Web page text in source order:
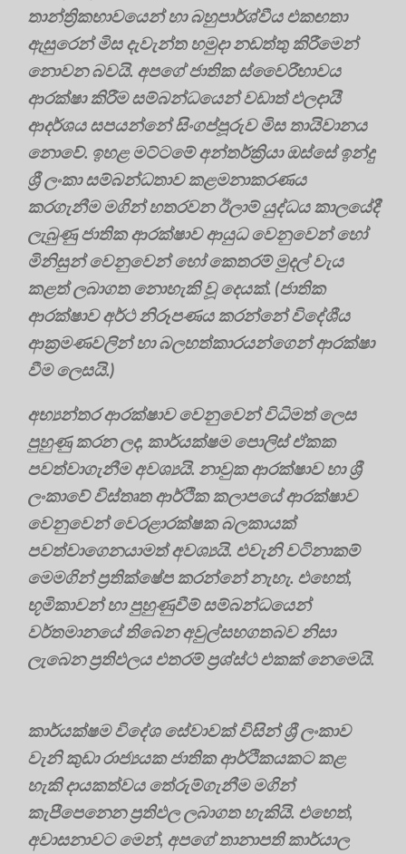
තාන්ත්‍රිකභාවයෙන් හා බහුපාර්ශ්වීය එකඟතා
ඇසුරෙන් මිස දැවැන්ත හමුදා නඩත්තු කිරීමෙන්
නොවන බවයි. අපගේ ජාතික ස්වෛරීභාවය
ආරක්ෂා කිරීම සම්බන්ධයෙන් වඩාත් ඵලදායී
ආදර්ශය සපයන්නේ සිංගප්පූරුව මිස තායිවානය
නොවේ. ඉහළ මට්ටමේ අන්තර්ක්‍රියා ඔස්සේ ඉන්දු
ශ්‍රී ලංකා සම්බන්ධතාව කළමනාකරණය
කරගැනීම මගින් හතරවන ඊලාම් යුද්ධය කාලයේදී
ලැබුණු ජාතික ආරක්ෂාව ආයුධ වෙනුවෙන් හෝ
මිනිසුන් වෙනුවෙන් හෝ කෙතරම් මුදල් වැය
කළත් ලබාගත නොහැකි වූ දෙයක්. (ජාතික
ආරක්ෂාව අර්ථ නිරූපණය කරන්නේ විදේශීය
ආක්‍රමණවලින් හා බලහත්කාරයන්ගෙන් ආරක්ෂා
වීම ලෙසයි.)
අභ්‍යන්තර ආරක්ෂාව වෙනුවෙන් විධිමත් ලෙස
පුහුණු කරන ලද, කාර්යක්ෂම පොලිස් ඒකක
පවත්වාගැනීම අවශ්‍යයි. නාවුක ආරක්ෂාව හා ශ්‍රී
ලංකාවේ විස්තෘත ආර්ථික කලාපයේ ආරක්ෂාව
වෙනුවෙන් වෙරළාරක්ෂක බලකායක්
පවත්වාගෙනයාමත් අවශ්‍යයි. එවැනි වටිනාකම්
මෙමගින් ප්‍රතික්ෂේප කරන්නේ නැහැ. එහෙත්,
භූමිකාවන් හා පුහුණුවීම් සම්බන්ධයෙන්
වර්තමානයේ තිබෙන අවුල්සහගතබව නිසා
ලැබෙන ප්‍රතිඵලය එතරම් ප්‍රශ්ස්ථ එකක් නෙමෙයි.
කාර්යක්ෂම විදේශ සේවාවක් විසින් ශ්‍රී ලංකාව
වැනි කුඩා රාජ්‍යයක ජාතික ආර්ථිකයකට කළ
හැකි දායකත්වය තේරුම්ගැනීම මගින්
කැපීපෙනෙන ප්‍රතිඵල ලබාගත හැකියි. එහෙත්,
අවාසනාවට මෙන්, අපගේ තානාපති කාර්යාල